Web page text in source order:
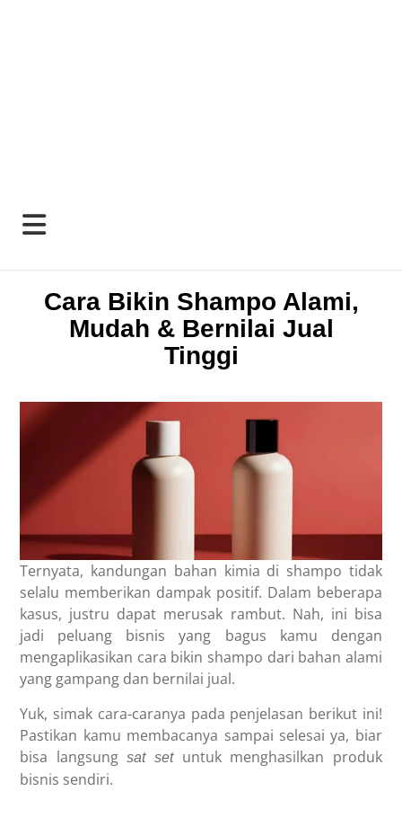
Cara Bikin Shampo Alami,
Mudah & Bernilai Jual
Tinggi
Ternyata, kandungan bahan kimia di shampo tidak
selalu memberikan dampak positif. Dalam beberapa
kasus, justru dapat merusak rambut. Nah, ini bisa
jadi peluang bisnis yang bagus kamu dengan
mengaplikasikan cara bikin shampo dari bahan alami
yang gampang dan bernilai jual.
Yuk, simak cara-caranya pada penjelasan berikut ini!
Pastikan kamu membacanya sampai selesai ya, biar
bisa langsungsat setuntuk menghasilkan produk
bisnis sendiri.